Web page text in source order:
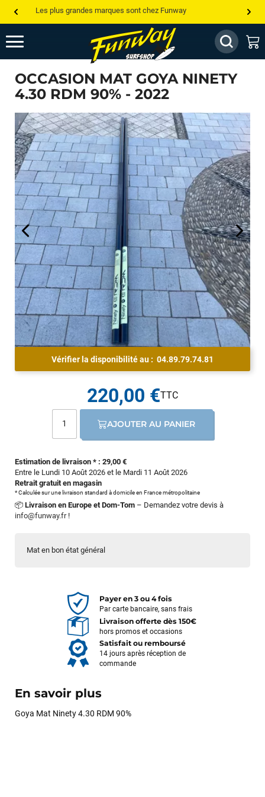
Les plus grandes marques sont chez Funway
Jusqu’à -75% de remise sur le windsurf, wingfoil, etc...
💰 Meilleur prix garanti — Moins cher ailleurs ? On s’aligne !
Besoin de conseils de pro ? Appelle nous !
OCCASION MAT GOYA NINETY
4.30 RDM 90% - 2022
Mat en bon état général
Vérifier la disponibilité au : 04.89.79.74.81
Estimation de livraison * : 29,00 €
Entre le Lundi 10 Août 2026 et le Mardi 11 Août 2026
Retrait gratuit en magasin
* Calculée sur une livraison standard à domicile en France métropolitaine
📦 Livraison en Europe et Dom-Tom – Demandez votre devis à
info@funway.fr!
220,00 €
AJOUTER AU PANIER
Payer en 3 ou 4 fois
Par carte bancaire, sans frais
Livraison offerte dès 150€
hors promos et occasions
Satisfait ou remboursé
14 jours après réception de
commande
En savoir plus
Goya Mat Ninety 4.30 RDM 90%